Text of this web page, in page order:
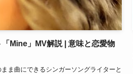
Mine」MV解説 | 意味と恋愛物
ま曲にできるシンガーソングライターと